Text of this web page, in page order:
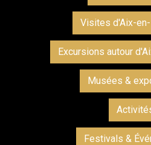
Visites d'Aix-
Excursions autour
Musées &
Festivals &